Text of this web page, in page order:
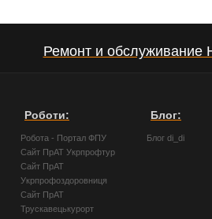
Ремонт и обслуживание
Роботи:
Робота - Портал ФПУ
Сайт ПрАТ Укрпрофтур
Сайт ПрАТ
Укрпрофоздоровниця
Сайт ПрАТ
Трускавецькурорт
Блог:
Блог di_di